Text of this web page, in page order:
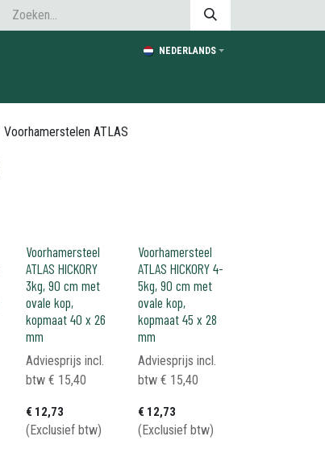
NEDERLANDS
Voorhamerstelen ATLAS
Voorhamersteel
ATLAS HICKORY
3kg, 90 cm met
ovale kop,
kopmaat 40 x 26
mm
€ 12,73
(Exclusief btw)
Adviesprijs incl.
btw € 15,40
Voorhamersteel
ATLAS HICKORY 4-
5kg, 90 cm met
ovale kop,
kopmaat 45 x 28
mm
€ 12,73
(Exclusief btw)
Adviesprijs incl.
btw € 15,40